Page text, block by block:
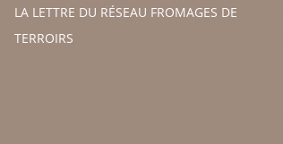
LA LETTRE DU RÉSEAU FROMAGES DE
TERROIRS